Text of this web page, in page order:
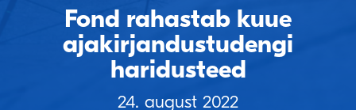
Fond rahastab kuue
ajakirjandustudengi
haridusteed
24. august 2022